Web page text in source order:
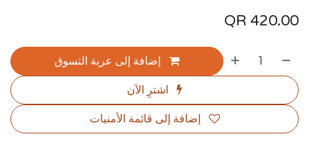
420.00
إضافة إلى عربة التسوق
اشترِ الآن
إضافة إلى قائمة الأمنيات